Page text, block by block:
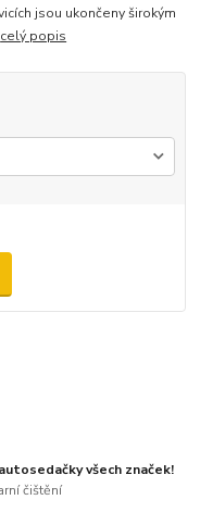
jsou ukončeny širokým
celý popis
všech značek!
čištění